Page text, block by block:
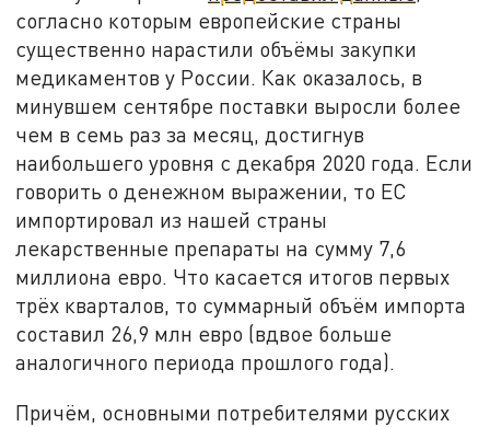
согласно которым европейские страны
существенно нарастили объёмы закупки
медикаментов у России. Как оказалось, в
минувшем сентябре поставки выросли более
чем в семь раз за месяц, достигнув
наибольшего уровня с декабря 2020 года. Если
говорить о денежном выражении, то ЕС
импортировал из нашей страны
лекарственные препараты на сумму 7,6
миллиона евро. Что касается итогов первых
трёх кварталов, то суммарный объём импорта
составил 26,9 млн евро (вдвое больше
аналогичного периода прошлого года).
Причём, основными потребителями русских